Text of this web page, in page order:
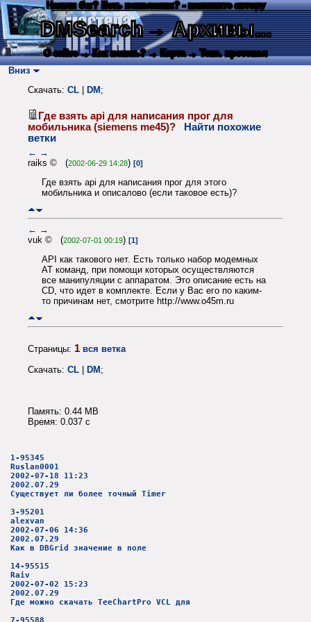
Нашли баг? Есть пожелания? - напишите автору
DMSearch→ Архивы...
О сайте → Как искать? → Карта → Текс. протокол
Вниз
Скачать: CL DM ;
Где взять api для написания прог для
мобильника (siemens me45)?
Найти похожие
ветки
← →
raiks © (2002-06-29 14:28) [0]
Где взять api для написания прог для этого
мобильника и описалово (если таковое есть)?
← →
vuk © (2002-07-01 00:19) [1]
API как такового нет. Есть только набор модемных
AT команд, при помощи которых осуществляются
все манипуляции с аппаратом. Это описание есть на
CD, что идет в комплекте. Если у Вас его по каким-
то причинам нет, смотрите http://www.o45m.ru
Страницы: 1 вся ветка
Скачать: CL DM ;
Память: 0.44 MB
Время: 0.037 c
1-95345
Ruslan0001
2002-07-18 11:23
2002.07.29
Существует ли более точный Timer
3-95201
alexvan
2002-07-06 14:36
2002.07.29
Как в DBGrid значение в поле
14-95515
Raiv
2002-07-02 15:23
2002.07.29
Где можно скачать TeeChartPro VCL для